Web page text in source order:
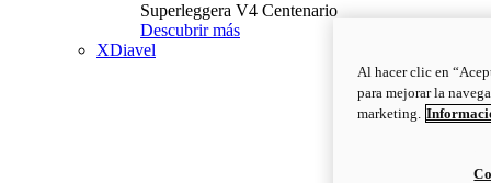
Superleggera V4 Centenario
Descubrir más
XDiavel
Al hacer clic en
para mejorar la
marketing.